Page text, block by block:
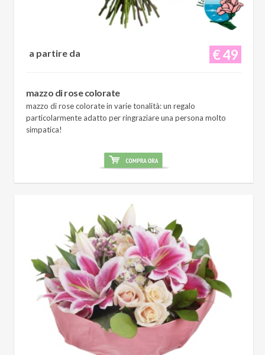
€ 49
a partire da
mazzo di rose colorate
mazzo di rose colorate in varie tonalità: un regalo
particolarmente adatto per ringraziare una persona molto
simpatica!